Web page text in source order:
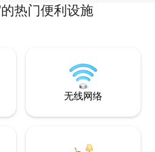
热门便利设施
无线网络